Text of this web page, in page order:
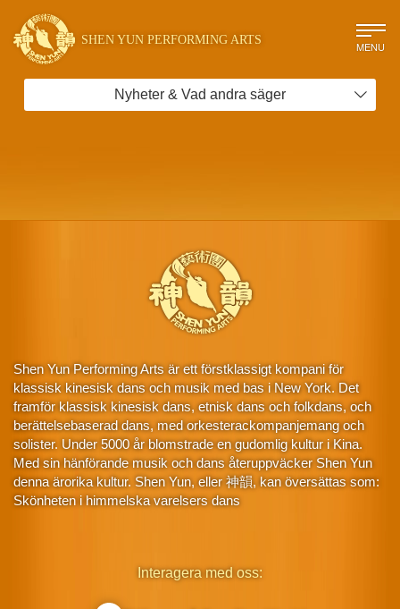
SHEN YUN PERFORMING ARTS MENU
Nyheter & Vad andra säger
Shen Yun Performing Arts är ett förstklassigt kompani för
klassisk kinesisk dans och musik med bas i New York. Det
framför klassisk kinesisk dans, etnisk dans och folkdans, och
berättelsebaserad dans, med orkesterackompanjemang och
solister. Under 5000 år blomstrade en gudomlig kultur i Kina.
Med sin hänförande musik och dans återuppväcker Shen Yun
denna ärorika kultur. Shen Yun, eller 神韻, kan översättas som:
Skönheten i himmelska varelsers dans
Interagera med oss: